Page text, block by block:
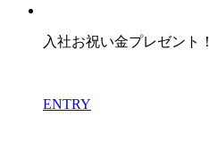
入社お祝い金プレゼント！
ENTRY